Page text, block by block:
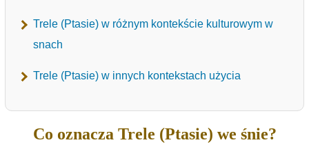
Trele (Ptasie) w różnym kontekście kulturowym w
snach
Trele (Ptasie) w innych kontekstach użycia
Co oznacza Trele (Ptasie) we śnie?